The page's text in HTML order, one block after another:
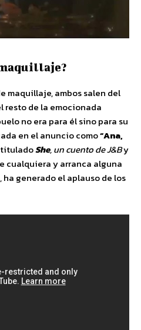
maquillaje, ambos salen del
resto de la emocionada
no era para él sino para su
en el anuncio como“Ana,
tituladoShe, un cuento de J&By
cualquiera y arranca alguna
ha generado el aplauso de los